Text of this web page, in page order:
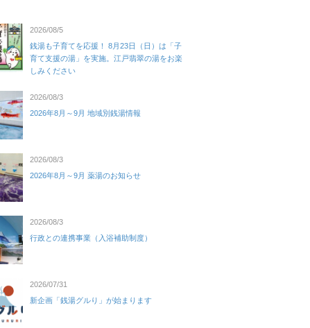
2026/08/5
銭湯も子育てを応援！ 8月23日（日）は「子
育て支援の湯」を実施。江戸翡翠の湯をお楽
しみください
2026/08/3
2026年8月～9月 地域別銭湯情報
2026/08/3
2026年8月～9月 薬湯のお知らせ
2026/08/3
行政との連携事業（入浴補助制度）
2026/07/31
新企画「銭湯グルり」が始まります